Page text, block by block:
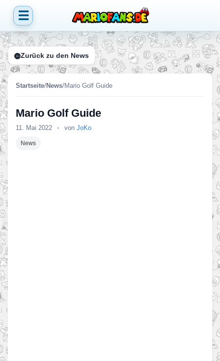
☰
Zurück zu den News
Startseite/News/Mario Golf Guide
Mario Golf Guide
11. Mai 2022 • von JoKo
News